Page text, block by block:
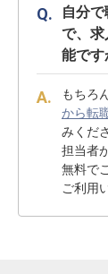
自分
で、求
能です
もちろ
から転
みくだ
担当者
無料で
ご利用